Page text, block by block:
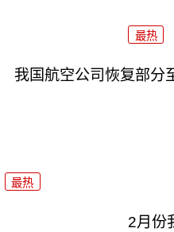
最热
我国航空公司恢复部分
最热
2月份